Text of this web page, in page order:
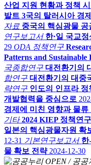
산업 지원 현황과 정책 시
발트 3국의 탈러시아 경
자료 중국의 핵심광물 공
연구보고서 한·일 국교
29 ODA 정책연구
Patterns and Sustainable
국종합연구 대전환기의
합연구 대전환기의 대중
략연구 인도의 인프라 정
개발협력을 중심으로
경제에 미친 영향과 물
기타 2024 KIEP 정책연
일본의 핵심광물자원 확
12-31 기본연구보고서 한
물 확보 전략 2024-12-30